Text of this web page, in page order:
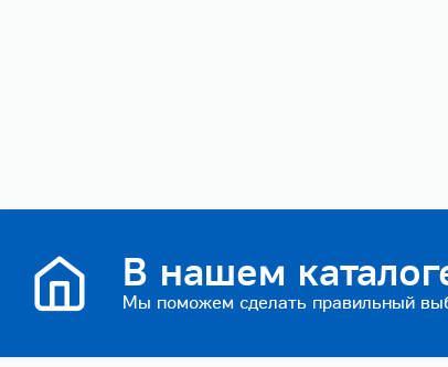
В нашем
Мы поможем сделать правильный